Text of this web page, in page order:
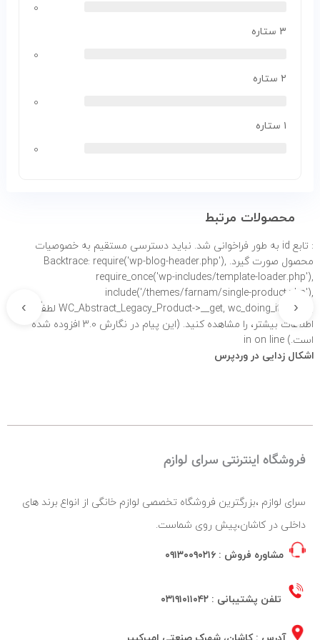
۰
۳ ستاره
۰
۲ ستاره
۰
۱ ستاره
۰
محصولات مرتبط
: تابع id به طور
فراخوانی شد. نباید دسترسی مستقیم به خصوصیات
محصول صورت گیرد. Backtrace: require('wp-blog-header.php'),
require_once('wp-includes/template-loader.php'),
include('/themes/farnam/single-product.php'),
WC_Abstract_Legacy_Product->__get, wc_doing_it_wrong لطفاً برای
اطلاعات بیشتر،
را مشاهده کنید. (این پیام در نگارش 3.0 افزوده شده
است.) in on line
اشکال زدایی در وردپرس
‹
›
فروشگاه اینترنتی سرای لوازم
سرای لوازم ،بزرگترین فروشگاه تخصصی لوازم خانگی از انواع برند های
داخلی در کاشان،پیش روی شماست.
مشاوره فروش : ۰۹۱۳۰۰۹۰۲۱۶
تلفن پشتیبانی : ۰۳۱۹۱۰۱۱۰۴۲